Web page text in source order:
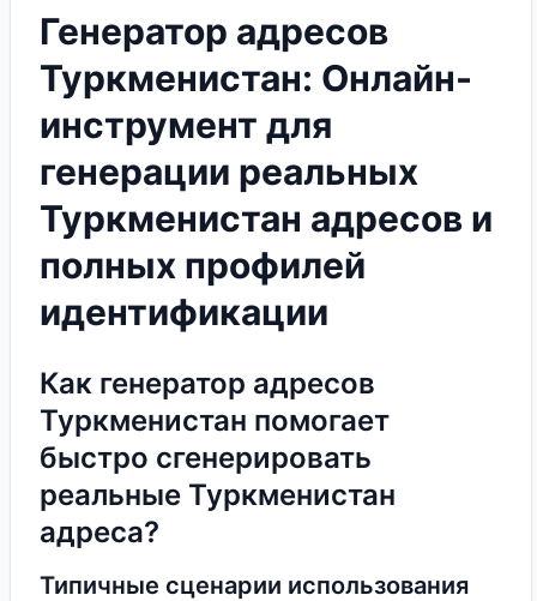
Генератор адресов
Туркменистан: Онлайн-
инструмент для
генерации реальных
Туркменистан адресов и
полных профилей
идентификации
Как генератор адресов
Туркменистан помогает
быстро сгенерировать
реальные Туркменистан
адреса?
Типичные сценарии использования